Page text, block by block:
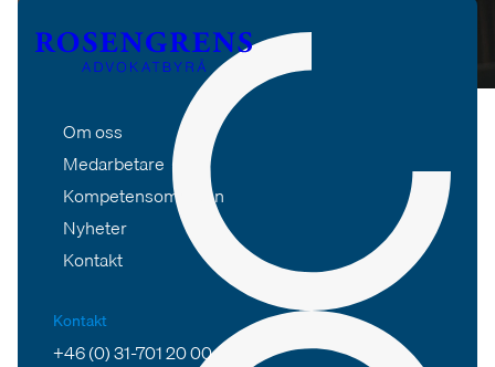
Om oss
Medarbetare
Kompetensområden
Nyheter
Kontakt
Kontakt
+46 (0) 31-701 20 00